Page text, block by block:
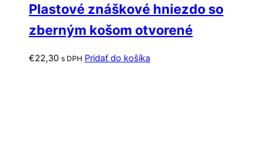
Plastové znáškové hniezdo so
zberným košom otvorené
€22,30 s DPH Pridať do košíka